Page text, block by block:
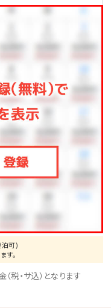
まで、車で約50分
!御菓子御殿「恩納
い海!万座毛まで、
、車で約15分
車で約60分
泊可)
す。
税・サ込）となります